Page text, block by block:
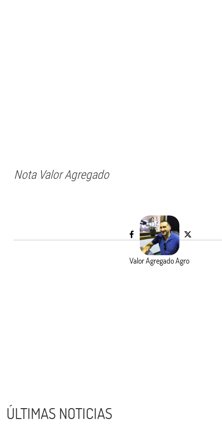
Nota Valor Agregado
Valor Agregado Agro
ÚLTIMAS NOTICIAS